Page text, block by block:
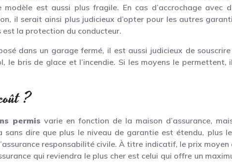
est aussi plus fragile. En cas d’accrochage avec
il serait ainsi plus judicieux d’opter pour les autres
est la protection du conducteur.
dans un garage fermé, il est aussi judicieux de
le bris de glace et l’incendie. Si les moyens le
?
permis varie en fonction de la maison d’assurance,
dire que plus le niveau de garantie est étendu, plus
responsabilité civile. À titre indicatif, le prix moyen
qui reviendra le plus cher est celui qui offre un